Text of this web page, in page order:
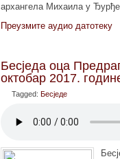
архангела Михаила у
Преузмите аудио датотеку
Бесједа оца
октобар 2017.
Tagged: Бесједе